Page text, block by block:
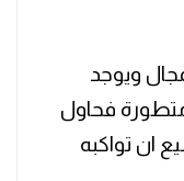
ويوجد
فحاول
ان تواكبه